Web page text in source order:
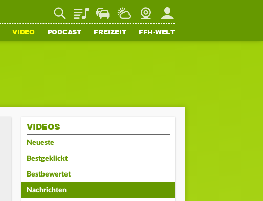
PlaylistStaupilotWetterWebcamMein FFH
VIDEO PODCAST FREIZEIT FFH-WELT
VIDEOS
Neueste
Bestgeklickt
Bestbewertet
Nachrichten